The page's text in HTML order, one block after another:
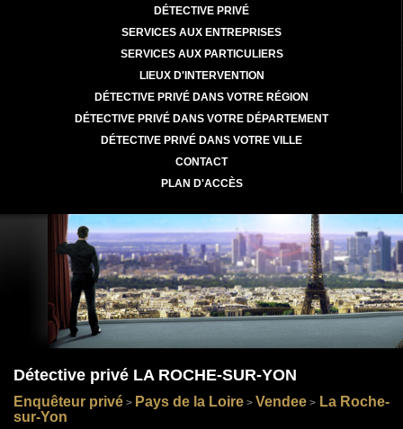
DÉTECTIVE PRIVÉ
SERVICES AUX ENTREPRISES
SERVICES AUX PARTICULIERS
LIEUX D'INTERVENTION
DÉTECTIVE PRIVÉ DANS VOTRE RÉGION
DÉTECTIVE PRIVÉ DANS VOTRE DÉPARTEMENT
DÉTECTIVE PRIVÉ DANS VOTRE VILLE
CONTACT
PLAN D'ACCÈS
Détective privé LA ROCHE-SUR-YON
Enquêteur privé > Pays de la Loire > Vendee > La Roche-
sur-Yon